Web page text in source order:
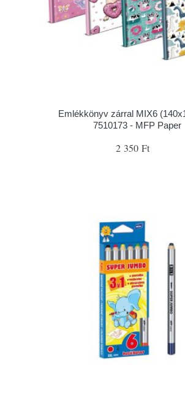
Emlékkönyv zárral MIX6
7510173 - MFP Paper
2 350 Ft